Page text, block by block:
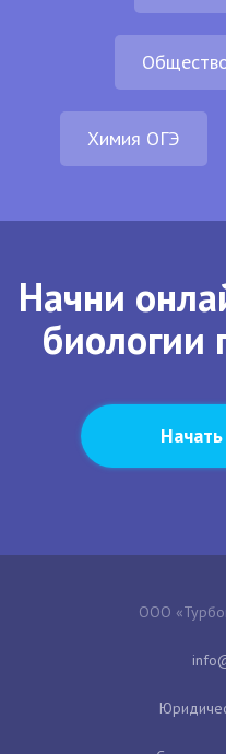
Химия ОГЭ
Начни
биологии
ООО